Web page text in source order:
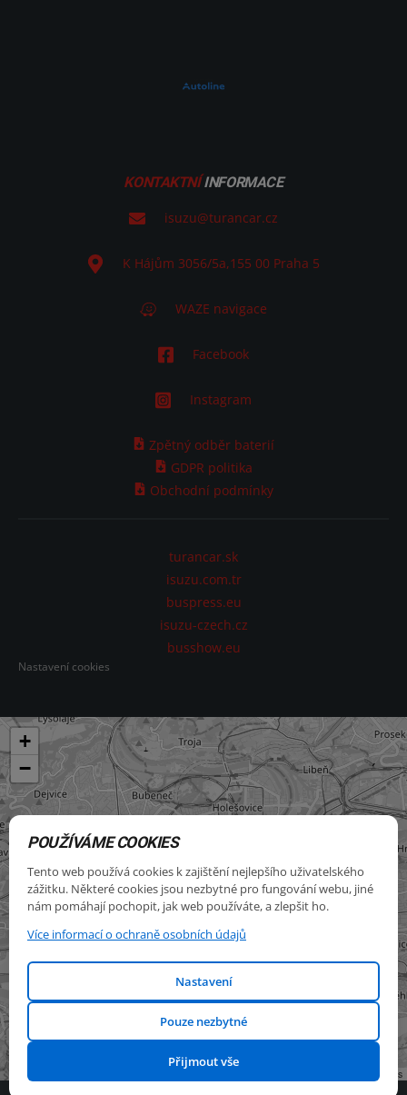
KONTAKTNÍINFORMACE
isuzu@turancar.cz
K Hájům 3056/5a,155 00 Praha 5
WAZE navigace
Facebook
Instagram
Zpětný odběr baterií
GDPR politika
Obchodní podmínky
turancar.sk
isuzu.com.tr
buspress.eu
isuzu-czech.cz
busshow.eu
Nastavení cookies
+
−
contributors
POUŽÍVÁME COOKIES
Tento web používá cookies k zajištění nejlepšího uživatelského
zážitku. Některé cookies jsou nezbytné pro fungování webu, jiné
nám pomáhají pochopit, jak web používáte, a zlepšit ho.
Více informací o ochraně osobních údajů
Nastavení
Pouze nezbytné
Přijmout vše